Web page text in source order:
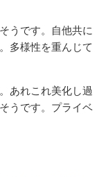
うです。自他共に
多様性を重んじて
あれこれ美化し過
うです。プライベ